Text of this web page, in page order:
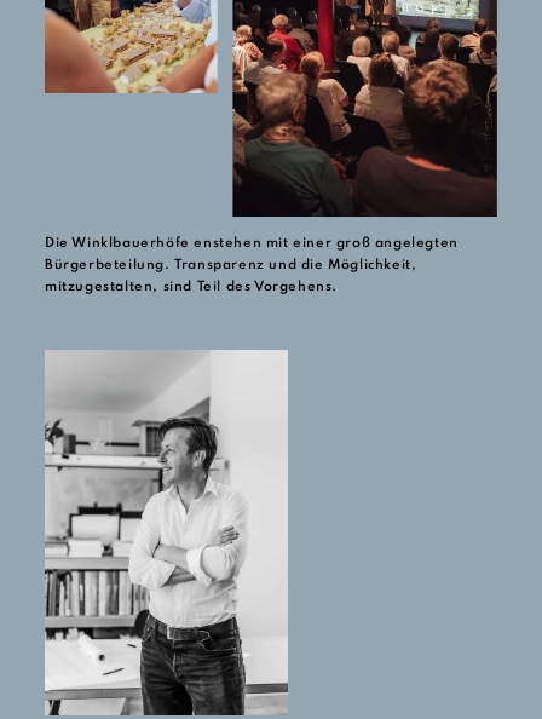
Die Winklbauerhöfe enstehen mit einer groß angelegten
Bürgerbeteilung. Transparenz und die Möglichkeit,
mitzugestalten, sind Teil des Vorgehens.